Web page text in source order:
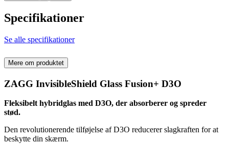
Specifikationer
Se alle specifikationer
Mere om produktet
ZAGG InvisibleShield Glass Fusion+ D3O
Fleksibelt hybridglas med D3O, der absorberer og spreder
stød.
Den revolutionerende tilføjelse af D3O reducerer slagkraften for at
beskytte din skærm.